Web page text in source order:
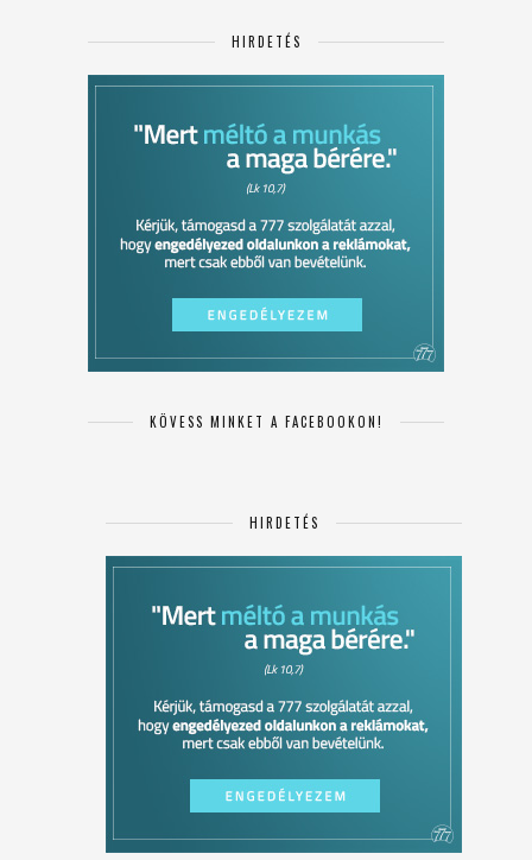
HIRDETÉS
KÖVESS MINKET A FACEBOOKON!
HIRDETÉS